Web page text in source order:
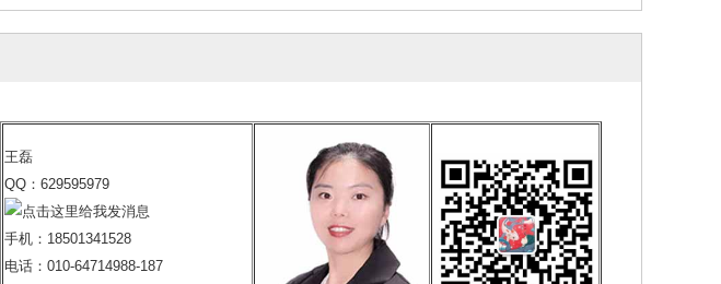
王磊
QQ：629595979
手机：18501341528
电话：010-64714988-187